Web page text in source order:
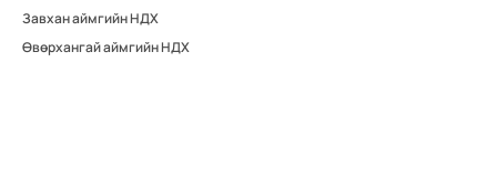
Завхан аймгийн НДХ
Өвөрхангай аймгийн НДХ